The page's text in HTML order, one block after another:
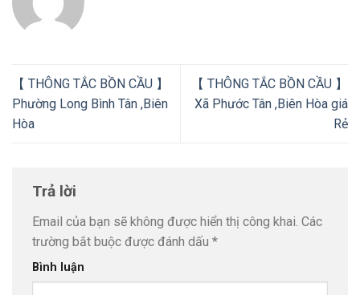
【 THÔNG TẮC BỒN CẦU 】
Phường Long Bình Tân ,Biên
Hòa
【 THÔNG TẮC BỒN CẦU 】
Xã Phước Tân ,Biên Hòa giá
Rẻ
Trả lời
Email của bạn sẽ không được hiển thị công khai. Các
trường bắt buộc được đánh dấu *
Bình luận